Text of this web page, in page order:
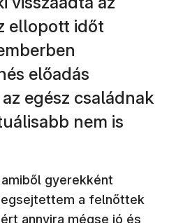
ellopott időt
előadás
egész családnak
nem is
gyerekként
a felnőttek
annyira mégse jó és